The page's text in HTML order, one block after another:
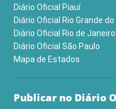
Diário Oficial Piauí
Diário Oficial Rio Grande
Diário Oficial Rio de Janeiro
Diário Oficial São Paulo
Mapa de Estados
Publicar no Diário